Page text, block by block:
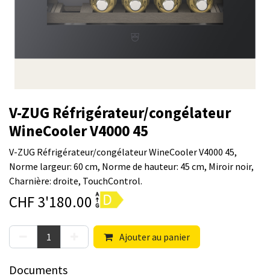
V-ZUG Réfrigérateur/congélateur
WineCooler V4000 45
V-ZUG Réfrigérateur/congélateur WineCooler V4000 45,
Norme largeur: 60 cm, Norme de hauteur: 45 cm, Miroir noir,
Charnière: droite, TouchControl.
CHF3'180.00
Ajouter au panier
Documents